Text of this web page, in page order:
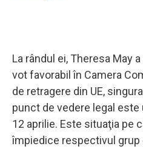
La rândul ei, Theresa May
vot favorabil în Camera
de retragere din UE,
punct de vedere legal
12 aprilie. Este situaţia pe
împiedice respectivul grup